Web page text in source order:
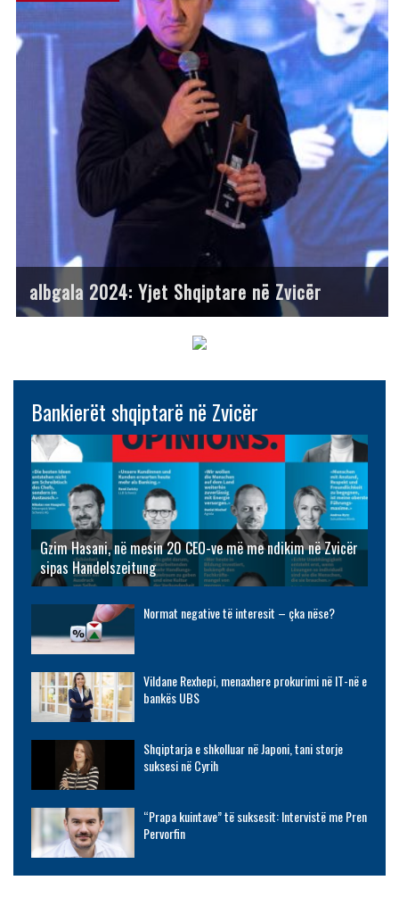
albgala 2024: Yjet Shqiptare në Zvicër
Bankierët shqiptarë në Zvicër
Gzim Hasani, në mesin 20 CEO-ve më me ndikim në Zvicër
sipas Handelszeitung
Normat negative të interesit – çka nëse?
Vildane Rexhepi, menaxhere prokurimi në IT-në e
bankës UBS
Shqiptarja e shkolluar në Japoni, tani storje
suksesi në Cyrih
“Prapa kuintave” të suksesit: Intervistë me Pren
Pervorfin